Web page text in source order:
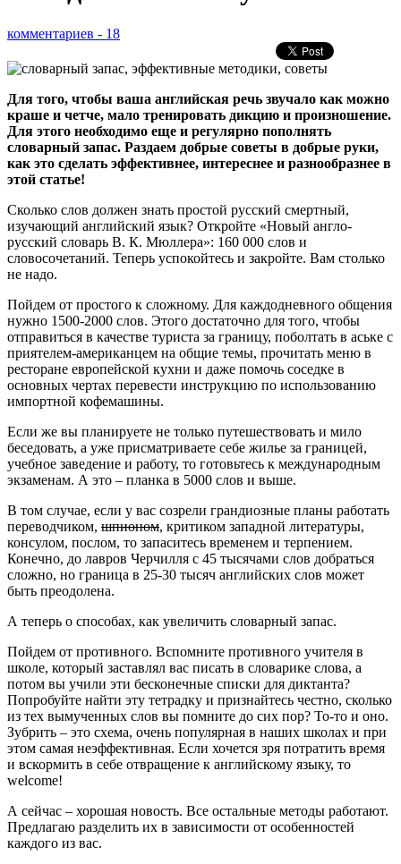
комментариев - 18
Для того, чтобы ваша английская речь звучало как можно
краше и четче, мало тренировать дикцию и произношение.
Для этого необходимо еще и регулярно пополнять
словарный запас. Раздаем добрые советы в добрые руки,
как это сделать эффективнее, интереснее и разнообразнее в
этой статье!
Сколько слов должен знать простой русский смертный,
изучающий английский язык? Откройте «Новый англо-
русский словарь В. К. Мюллера»: 160 000 слов и
словосочетаний. Теперь успокойтесь и закройте. Вам столько
не надо.
Пойдем от простого к сложному. Для каждодневного общения
нужно 1500-2000 слов. Этого достаточно для того, чтобы
отправиться в качестве туриста за границу, поболтать в аське с
приятелем-американцем на общие темы, прочитать меню в
ресторане европейской кухни и даже помочь соседке в
основных чертах перевести инструкцию по использованию
импортной кофемашины.
Если же вы планируете не только путешествовать и мило
беседовать, а уже присматриваете себе жилье за границей,
учебное заведение и работу, то готовьтесь к международным
экзаменам. А это – планка в 5000 слов и выше.
В том случае, если у вас созрели грандиозные планы работать
переводчиком, шпионом, критиком западной литературы,
консулом, послом, то запаситесь временем и терпением.
Конечно, до лавров Черчилля с 45 тысячами слов добраться
сложно, но граница в 25-30 тысяч английских слов может
быть преодолена.
А теперь о способах, как увеличить словарный запас.
Пойдем от противного. Вспомните противного учителя в
школе, который заставлял вас писать в словарике слова, а
потом вы учили эти бесконечные списки для диктанта?
Попробуйте найти эту тетрадку и признайтесь честно, сколько
из тех вымученных слов вы помните до сих пор? То-то и оно.
Зубрить – это схема, очень популярная в наших школах и при
этом самая неэффективная. Если хочется зря потратить время
и вскормить в себе отвращение к английскому языку, то
welcome!
А сейчас – хорошая новость. Все остальные методы работают.
Предлагаю разделить их в зависимости от особенностей
каждого из вас.